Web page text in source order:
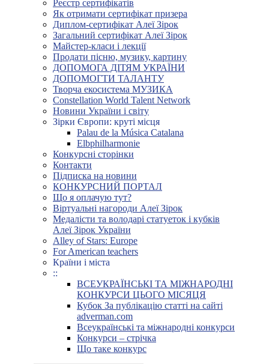
Реєстр сертифікатів
Як отримати сертифікат призера
Диплом-сертифікат Алеї Зірок
Загальний сертифікат Алеї Зірок
Майстер-класи і лекції
Продати пісню, музику, картину
ДОПОМОГА ДІТЯМ УКРАЇНИ
ДОПОМОГТИ ТАЛАНТУ
Творча екосистема МУЗИКА
Constellation World Talent Network
Новини України і світу
Зірки Європи: круті місця
Palau de la Música Catalana
Elbphilharmonie
Конкурсні сторінки
Контакти
Підписка на новини
КОНКУРСНИЙ ПОРТАЛ
Що я оплачую тут?
Віртуальні нагороди Алеї Зірок
Медалісти та володарі статуеток і кубків
Алеї Зірок України
Alley of Stars: Europe
For American teachers
Країни і міста
::
ВСЕУКРАЇНСЬКІ ТА МІЖНАРОДНІ
КОНКУРСИ ЦЬОГО МІСЯЦЯ
Кубок За публікацію статті на сайті
adverman.com
Всеукраїнські та міжнародні конкурси
Конкурси – стрічка
Що таке конкурс